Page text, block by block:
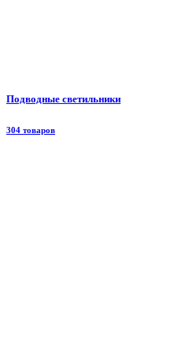
Подводные светильники
304 товаров